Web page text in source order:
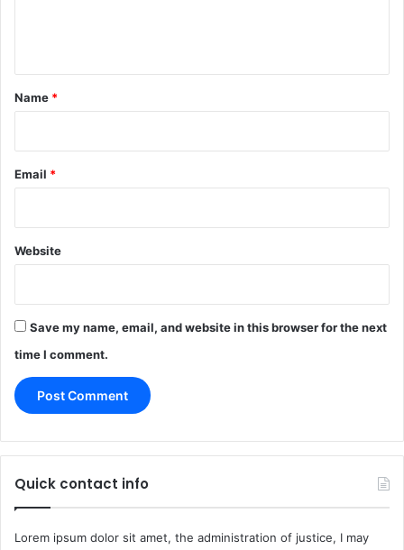
*
Name *
Email *
Website
Save my name, email, and website in this browser for the next
time I comment.
Quick contact info
Lorem ipsum dolor sit amet, the administration of justice, I may